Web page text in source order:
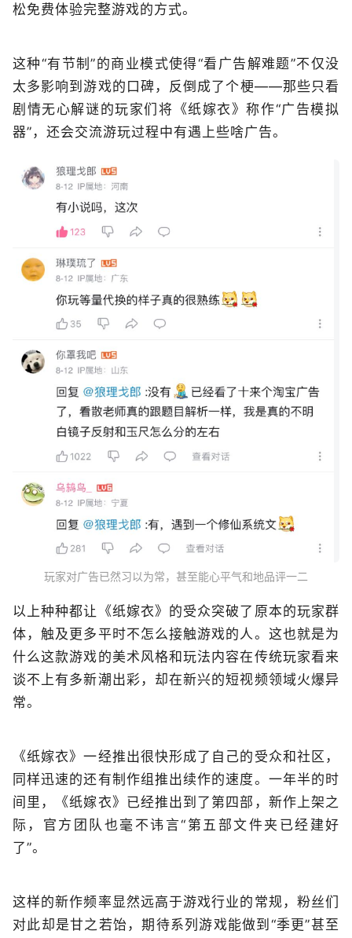
松免费体验完整游戏的方式。
这种“有节制”的商业模式使得“看广告解难题”不仅没
太多影响到游戏的口碑，反倒成了个梗——那些只看
剧情无心解谜的玩家们将《纸嫁衣》称作“广告模拟
器”，还会交流游玩过程中有遇上些啥广告。
玩家对广告已然习以为常，甚至能心平气和地品评一二
以上种种都让《纸嫁衣》的受众突破了原本的玩家群
体，触及更多平时不怎么接触游戏的人。这也就是为
什么这款游戏的美术风格和玩法内容在传统玩家看来
谈不上有多新潮出彩，却在新兴的短视频领域火爆异
常。
《纸嫁衣》一经推出很快形成了自己的受众和社区，
同样迅速的还有制作组推出续作的速度。一年半的时
间里，《纸嫁衣》已经推出到了第四部，新作上架之
际，官方团队也毫不讳言“第五部文件夹已经建好
了”。
这样的新作频率显然远高于游戏行业的常规，粉丝们
对此却是甘之若饴，期待系列游戏能做到“季更”甚至